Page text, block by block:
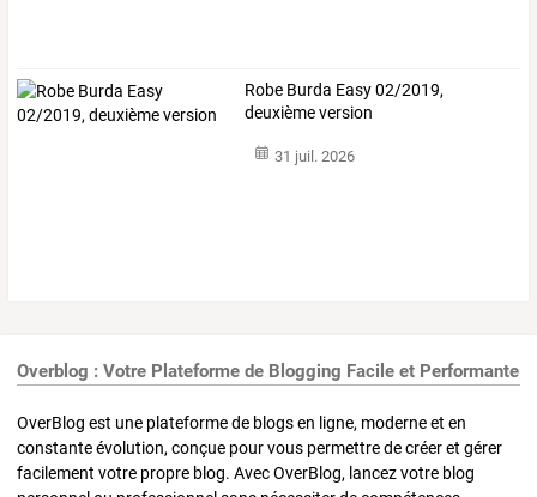
Robe Burda Easy 02/2019,
deuxième version
31 juil. 2026
Overblog : Votre Plateforme de Blogging Facile et Performante
OverBlog est une plateforme de blogs en ligne, moderne et en
constante évolution, conçue pour vous permettre de créer et gérer
facilement votre propre blog. Avec OverBlog, lancez votre blog